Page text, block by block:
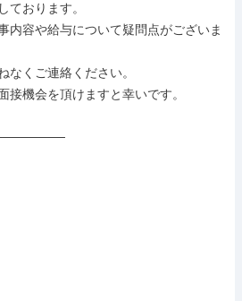
ております。
内容や給与について疑問点がございま
なくご連絡ください。
接機会を頂けますと幸いです。